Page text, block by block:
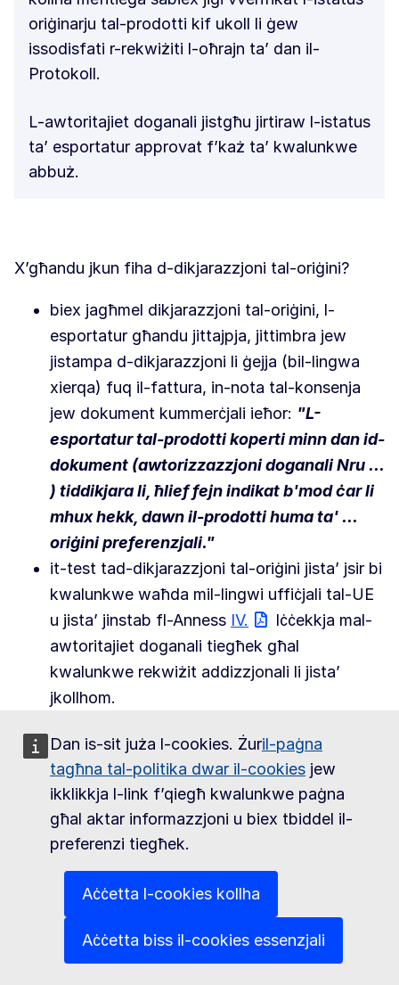
Dan is-sit juża l-cookies. Żuril-paġna
tagħna tal-politika dwar il-cookies jew
ikklikkja l-link f’qiegħ kwalunkwe paġna
għal aktar informazzjoni u biex tbiddel il-
preferenzi tiegħek.
Aċċetta l-cookies kollha
Aċċetta biss il-cookies essenzjali
oriġinarju tal-prodotti kif ukoll li ġew
issodisfati r-rekwiżiti l-oħrajn ta’ dan il-
Protokoll.
L-awtoritajiet doganali jistgħu jirtiraw l-istatus
ta’ esportatur approvat f’każ ta’ kwalunkwe
abbuż.
X’għandu jkun fiha d-dikjarazzjoni tal-oriġini?
biex jagħmel dikjarazzjoni tal-oriġini, l-
esportatur għandu jittajpja, jittimbra jew
jistampa d-dikjarazzjoni li ġejja (bil-lingwa
xierqa) fuq il-fattura, in-nota tal-konsenja
jew dokument kummerċjali ieħor: "L-
esportatur tal-prodotti koperti minn dan id-
dokument (awtorizzazzjoni doganali Nru ...
) tiddikjara li, ħlief fejn indikat b'mod ċar li
mhux hekk, dawn il-prodotti huma ta' ...
oriġini preferenzjali."
it-test tad-dikjarazzjoni tal-oriġini jista’ jsir bi
kwalunkwe waħda mil-lingwi uffiċjali tal-UE
u jista’ jinstab fl-Anness IV.
Iċċekkja mal-
awtoritajiet doganali tiegħek għal
kwalunkwe rekwiżit addizzjonali li jista’
jkollhom.
bl-idejn. Jekk inti esportatur approvat, inti
eżentat minn dan ir-rekwiżit dment li tagħti
lill-awtoritajiet doganali tiegħek impenn bil-
miktub li taċċetta r-responsabbiltà sħiħa għal
kwalunkwe dikjarazzjoni li tidentifikak.
Preżentazzjoni
dikjarazzjoni tal-oriġini tista' ssir mill-
esportatur meta l-prodotti li tirreferi